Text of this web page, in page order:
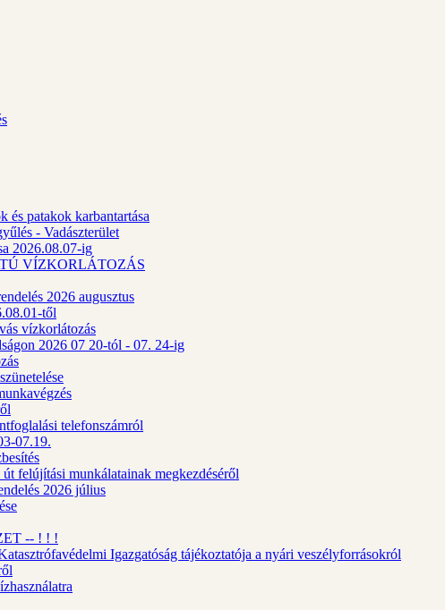
és patakok karbantartása
- Vadászterület
2026.08.07-ig
VÍZKORLÁTOZÁS
2026 augusztus
től
vízkorlátozás
2026 07 20-tól - 07. 24-ig
telefonszámról
07.19.
felújítási munkálatainak megkezdéséről
2026 július
-- ! ! !
Igazgatóság tájékoztatója a nyári veszélyforrásokról